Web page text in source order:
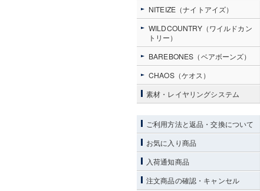
NITEIZE（ナイトアイズ）
WILDCOUNTRY（ワイルドカン
トリー）
BAREBONES（ベアボーンズ）
CHAOS（ケオス）
素材・レイヤリングシステム
ご利用方法と返品・交換について
お気に入り商品
入荷通知商品
注文商品の確認・キャンセル